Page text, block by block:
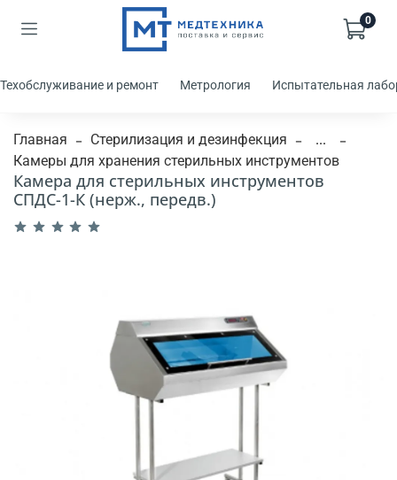
0
Техобслуживание и ремонт Метрология Испытательная
Главная Стерилизация и дезинфекция
...
Камеры для хранения стерильных инструментов
Камера для стерильных инструментов
СПДС-1-К (нерж., передв.)